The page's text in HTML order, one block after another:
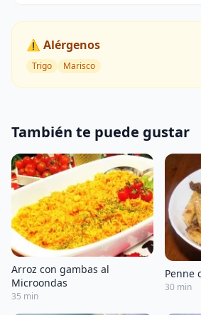
⚠️ Alérgenos
Trigo Marisco
También te puede gustar
Arroz con gambas al
Microondas
35 min
Penne
30 min